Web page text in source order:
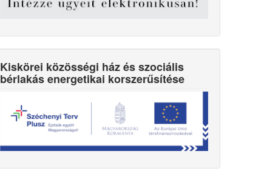
Kiskörei közösségi ház és szociális
bérlakás energetikai korszerűsítése